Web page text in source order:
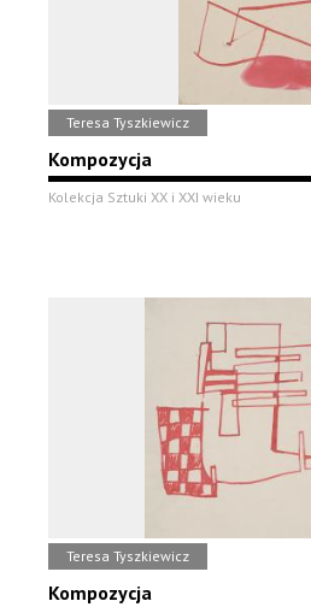
Teresa Tyszkiewicz
Kompozycja
Kolekcja Sztuki XX i XXI wieku
Teresa Tyszkiewicz
Kompozycja